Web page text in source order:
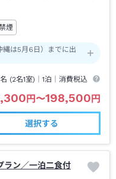
煙
は5月6日）までに出
(2名1室)｜1泊 ｜消費税込
円 〜198,500 円
選択する
ラン／一泊二食付